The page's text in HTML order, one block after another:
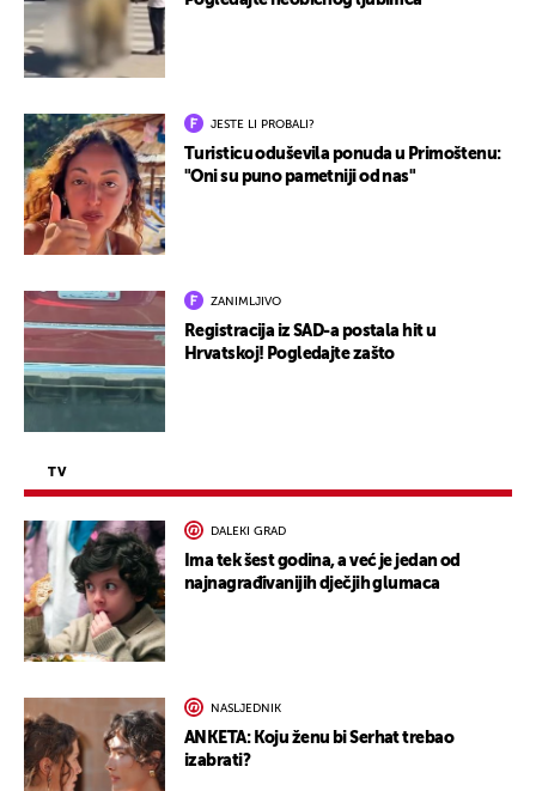
JESTE LI PROBALI?
Turisticu oduševila ponuda u Primoštenu:
"Oni su puno pametniji od nas"
ZANIMLJIVO
Registracija iz SAD-a postala hit u
Hrvatskoj! Pogledajte zašto
TV
DALEKI GRAD
Ima tek šest godina, a već je jedan od
najnagrađivanijih dječjih glumaca
NASLJEDNIK
ANKETA: Koju ženu bi Serhat trebao
izabrati?